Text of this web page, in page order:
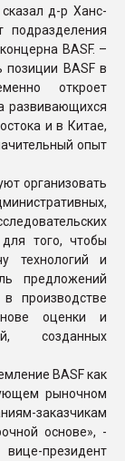
д-р Ханс-
подразделения
BASF. –
позиции BASF в
откроет
развивающихся
и в Китае,
опыт
организовать
того, чтобы
технологий и
предложений
производстве
оценки и
созданных
BASF как
рыночном
заказчикам
основе», -
президент